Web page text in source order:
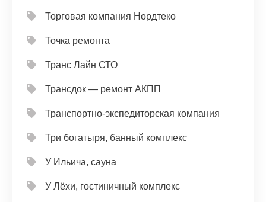
Торговая компания Нордтеко
Точка ремонта
Транс Лайн СТО
Трансдок — ремонт АКПП
Транспортно-экспедиторская компания
Три богатыря, банный комплекс
У Ильича, сауна
У Лёхи, гостиничный комплекс